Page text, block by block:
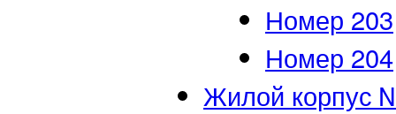
Номер 203
Номер 204
Жилой корпус